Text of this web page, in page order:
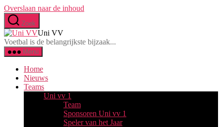
Overslaan naar de inhoud
Zoek
Uni VV
Voetbal is de belangrijkste bijzaak...
Menu
Home
Nieuws
Teams
Uni vv 1
Team
Sponsoren Uni vv 1
Speler van het Jaar